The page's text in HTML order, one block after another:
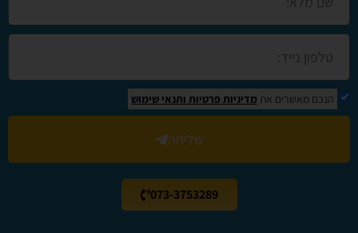
הנכם מאשרים את מדיניות פרטיות ותנאי שימוש
שליחה
073-3753289